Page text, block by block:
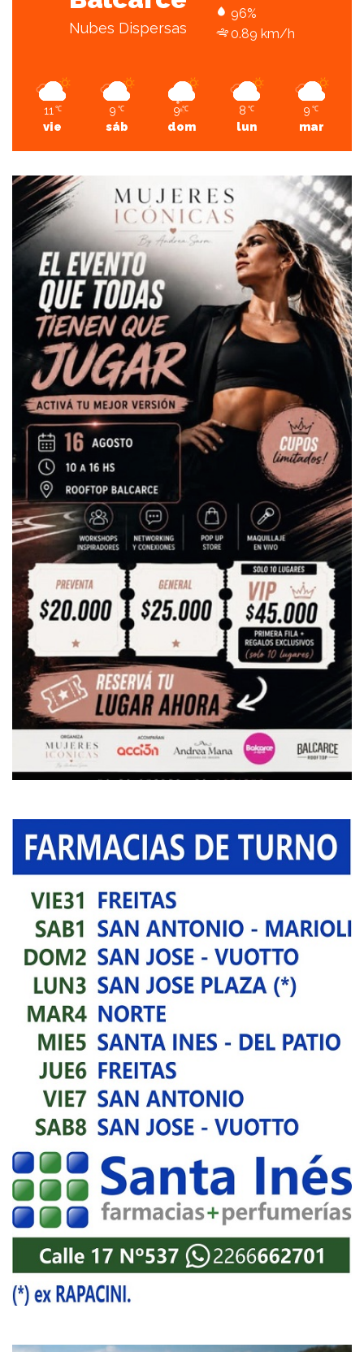
Nubes Dispersas
96%
0.89 km/h
11 ℃
vie
9 ℃
sáb
9 ℃
dom
8 ℃
lun
9 ℃
mar